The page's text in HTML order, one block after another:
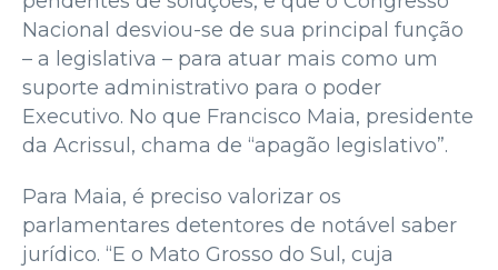
Nacional desviou-se de sua principal função
– a legislativa – para atuar mais como um
suporte administrativo para o poder
Executivo. No que Francisco Maia, presidente
da Acrissul, chama de “apagão legislativo”.
Para Maia, é preciso valorizar os
parlamentares detentores de notável saber
jurídico. “E o Mato Grosso do Sul, cuja